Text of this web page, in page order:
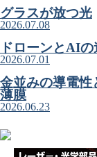
グラスが放つ光
2026.07.08
ドローンとAI
2026.07.01
金並みの導電性
薄膜
2026.06.23